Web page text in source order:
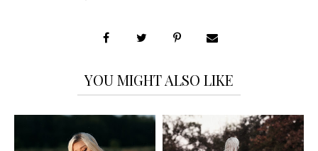
YOU MIGHT ALSO LIKE